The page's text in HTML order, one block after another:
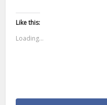
Like this:
Loading...